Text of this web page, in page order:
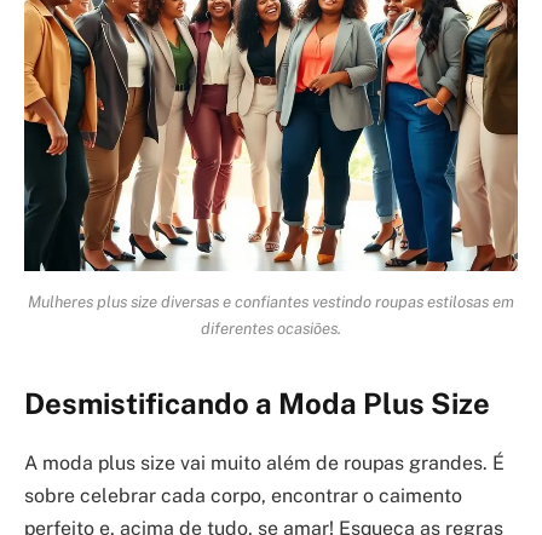
Mulheres plus size diversas e confiantes vestindo roupas estilosas em
diferentes ocasiões.
Desmistificando a Moda Plus Size
A moda plus size vai muito além de roupas grandes. É
sobre celebrar cada corpo, encontrar o caimento
perfeito e, acima de tudo, se amar! Esqueça as regras